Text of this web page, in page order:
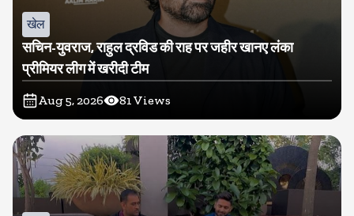
खेल
सचिन-युवराज, राहुल द्रविड की राह पर जहीर खानए लंका
प्रीमियर लीग में खरीदी टीम
Aug 5, 2026 81Views